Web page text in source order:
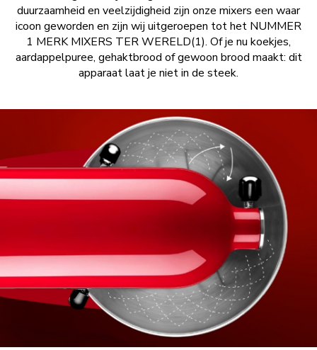
duurzaamheid en veelzijdigheid zijn onze mixers een waar
icoon geworden en zijn wij uitgeroepen tot het NUMMER
1 MERK MIXERS TER WERELD(1). Of je nu koekjes,
aardappelpuree, gehaktbrood of gewoon brood maakt: dit
apparaat laat je niet in de steek.